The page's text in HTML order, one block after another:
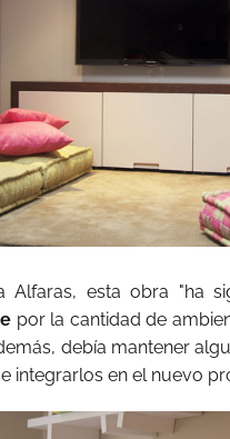
Alfaras, esta obra "ha
por la cantidad de
debía mantener
integrarlos en el nuevo